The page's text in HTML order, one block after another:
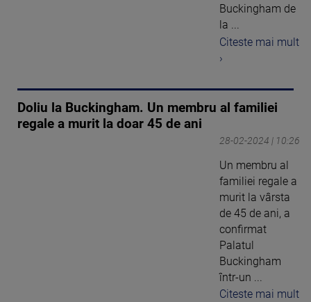
Buckingham de
la ...
Citeste mai mult
›
Doliu la Buckingham. Un membru al familiei
regale a murit la doar 45 de ani
28-02-2024 | 10:26
Un membru al
familiei regale a
murit la vârsta
de 45 de ani, a
confirmat
Palatul
Buckingham
într-un ...
Citeste mai mult